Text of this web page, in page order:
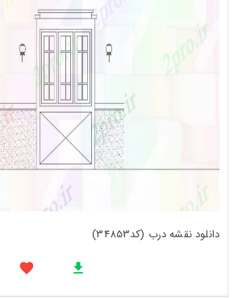
دانلود نقشه درب (کد34853)